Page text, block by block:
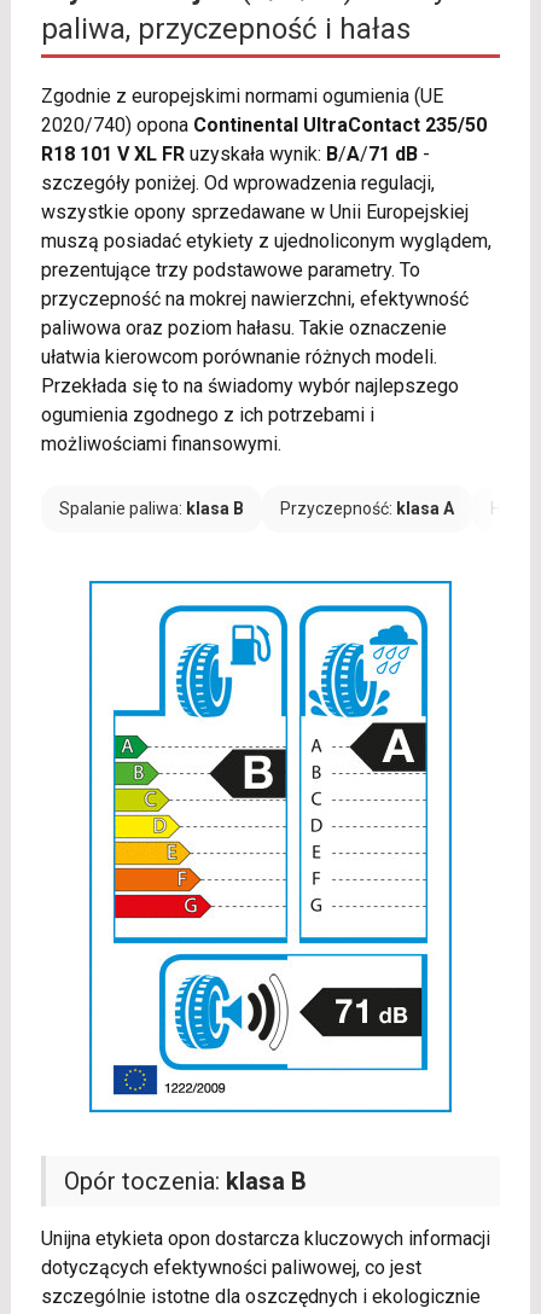
paliwa, przyczepność i hałas
Zgodnie z europejskimi normami ogumienia (UE
2020/740) opona Continental UltraContact 235/50
R18 101 V XL FRuzyskała wynik: B/A/71 dB-
szczegóły poniżej. Od wprowadzenia regulacji,
wszystkie opony sprzedawane w Unii Europejskiej
muszą posiadać etykiety z ujednoliconym wyglądem,
prezentujące trzy podstawowe parametry. To
przyczepność na mokrej nawierzchni, efektywność
paliwowa oraz poziom hałasu. Takie oznaczenie
ułatwia kierowcom porównanie różnych modeli.
Przekłada się to na świadomy wybór najlepszego
ogumienia zgodnego z ich potrzebami i
możliwościami finansowymi.
Spalanie paliwa: klasa B Przyczepność: klasa A Hałas:
Opór toczenia: klasa B
Unijna etykieta opon dostarcza kluczowych informacji
dotyczących efektywności paliwowej, co jest
szczególnie istotne dla oszczędnych i ekologicznie